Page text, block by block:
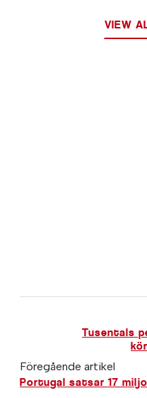
VIEW
Tusentals
Föregående artikel
Portugal satsar 17